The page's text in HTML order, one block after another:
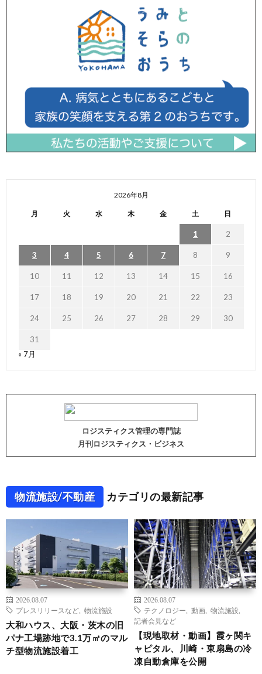
2026年8月
月 火 水 木 金 土 日
1 2
3 4 5 6 7 8 9
10 11 12 13 14 15 16
17 18 19 20 21 22 23
24 25 26 27 28 29 30
31
« 7月
ロジスティクス管理の専門誌
月刊ロジスティクス・ビジネス
物流施設/不動産 カテゴリの最新記事
2026.08.07
プレスリリースなど
物流施設
大和ハウス、大阪・茨木の旧
パナ工場跡地で3.1万㎡のマル
チ型物流施設着工
2026.08.07
テクノロジー
動画 物流施設
記者会見など
【現地取材・動画】霞ヶ関キ
ャピタル、川崎・東扇島の冷
凍自動倉庫を公開